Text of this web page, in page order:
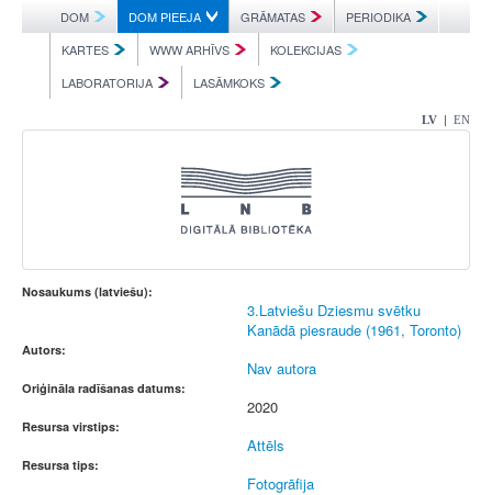
DOM DOM PIEEJA GRĀMATAS
PERIODIKA
KARTES
WWW ARHĪVS
KOLEKCIJAS
LABORATORIJA
LASĀMKOKS
LV | EN
Nosaukums (latviešu):
3.Latviešu Dziesmu svētku
Kanādā piesraude (1961, Toronto)
Autors:
Nav autora
Oriģināla radīšanas datums:
2020
Resursa virstips:
Attēls
Resursa tips:
Fotogrāfija